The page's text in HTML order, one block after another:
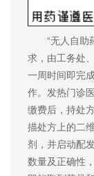
“无人自助药
求，由工务处
一周时间即完
作。发热门诊
缴费后，持处
描处方上的二
剂，并启动配
数量及正确性